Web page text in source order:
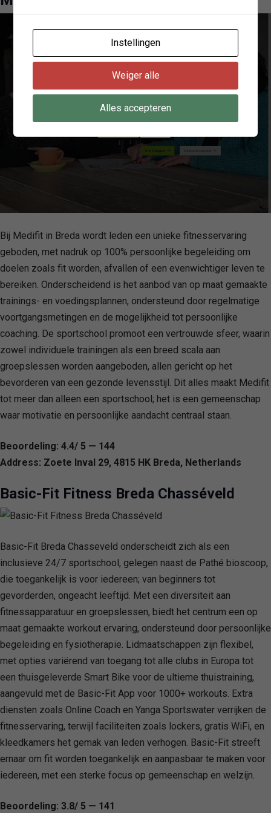
Bij Medifit in Breda wordt leden een unieke fitnesservaring
geboden, met nadruk op 100% persoonlijke begeleiding om
doelen zoals fit worden, afvallen of een evenwichtiger leven te
bereiken. Onderscheidend is het aanbod van op maat gemaakte
trainings- en voedingsplannen, ondersteund door regelmatige
voortgangsmetingen en de mogelijkheid tot persoonlijke
coaching. De sportschool promoot een vertrouwde sfeer, waarin
zowel individuele trainingen als een breed scala aan
groepslessen worden aangeboden, allen gericht op het
bevorderen van een gezonde levensstijl. Dit alles maakt Medifit
tot meer dan alleen een sportschool; het is een gemeenschap
waar motivatie en persoonlijke aandacht centraal staan.
Beoordeling: 4.4/ 5 — 144
Address: Zoete Inval 29, 4815 HK Breda, Netherlands
Basic-Fit Fitness Breda Chasséveld
Basic-Fit Breda Chasseveld onderscheidt zich als een
inclusieve 24/7 sportschool, gelegen naast de Pathé bioscoop,
die toegankelijk is voor iedereen; van beginners tot
gevorderden, ongeacht leeftijd. Met een diversiteit aan
fitnessapparatuur en groepslessen, biedt het centrum een op
maat gemaakte workout ervaring, ondersteund door persoonlijke
begeleiding en fysiotherapie. Lidmaatschappen zijn flexibel,
met opties variërend van toegang tot alle clubs in Europa tot
een thuisgeleverde Smart Bike voor de ultieme thuistraining,
aangevuld met de Basic-Fit App voor 1000+ workouts. Extra
diensten zoals Online Coach en Yanga Sportswater verrijken de
fitnesservaring, terwijl faciliteiten zoals lockers, gratis WiFi, en
kleedkamers het gemak van leden verhogen. Basic-Fit streeft
ernaar om fit worden toegankelijk en aanpasbaar te maken voor
iedereen, met een sterke focus op gemeenschap en welzijn.
Beoordeling: 3.8/ 5 — 141
Instellingen
Weiger alle
Alles accepteren